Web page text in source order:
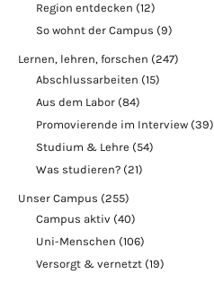
Region entdecken (12)
So wohnt der Campus (9)
Lernen, lehren, forschen (247)
Abschlussarbeiten (15)
Aus dem Labor (84)
Promovierende im Interview (39)
Studium & Lehre (54)
Was studieren? (21)
Unser Campus (255)
Campus aktiv (40)
Uni-Menschen (106)
Versorgt & vernetzt (19)